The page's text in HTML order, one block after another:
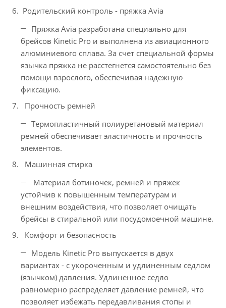
Родительский контроль - пряжка Avia
Пряжка Avia разработана специально для
брейсов Kinetic Pro и выполнена из авиационного
алюминиевого сплава. За счет специальной формы
язычка пряжка не расстегнется самостоятельно без
помощи взрослого, обеспечивая надежную
фиксацию.
Прочность ремней
Термопластичный полиуретановый материал
ремней обеспечивает эластичность и прочность
элементов.
Машинная стирка
Материал ботиночек, ремней и пряжек
устойчив к повышенным температурам и
внешним воздействия, что позволяет очищать
брейсы в стиральной или посудомоечной машине.
Комфорт и безопасность
Модель Kinetic Pro выпускается в двух
вариантах - с укороченным и удлиненным седлом
(язычком) давления. Удлиненное седло
равномерно распределяет давление ремней, что
позволяет избежать передавливания стопы и